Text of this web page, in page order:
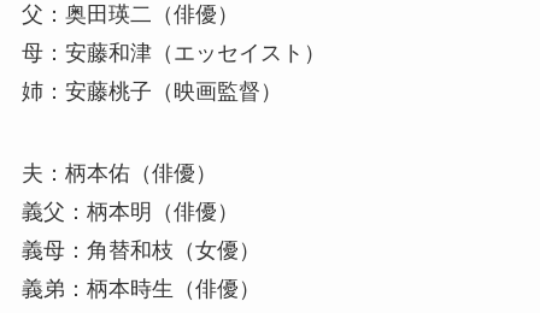
父：奥田瑛二（俳優）
母：安藤和津（エッセイスト）
姉：安藤桃子（映画監督）
夫：柄本佑（俳優）
義父：柄本明（俳優）
義母：角替和枝（女優）
義弟：柄本時生（俳優）